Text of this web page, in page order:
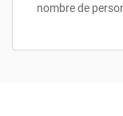
nombre de